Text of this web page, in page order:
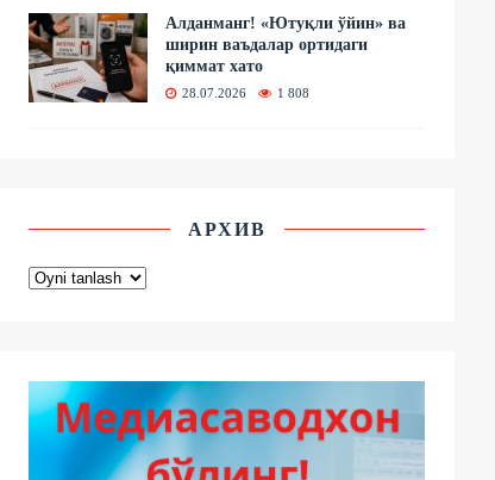
Алданманг! «Ютуқли ўйин» ва
ширин ваъдалар ортидаги
қиммат хато
28.07.2026 1 808
АРХИВ